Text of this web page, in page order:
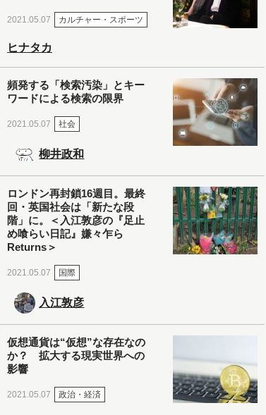
2021.05.07 カルチャー・スポーツ
ヒナタカ
頻発する「検索汚染」とキー
ワードによる検索の限界
2021.05.07 社会
柳井政和
ロンドン再封鎖16週目。最終
回・英国社会は「新たな段
階」に。＜入江敦彦の『足止
め喰らい日記』嫌々乍ら
Returns＞
2021.05.07 国際
入江敦彦
仮想通貨は“仮想”な存在なの
か？ 拡大する現実世界への
影響
2021.05.07 政治・経済